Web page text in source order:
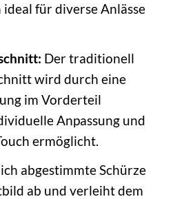
für diverse Anlässe
Der traditionell
wird durch eine
im Vorderteil
Anpassung und
ermöglicht.
abgestimmte Schürze
ab und verleiht dem